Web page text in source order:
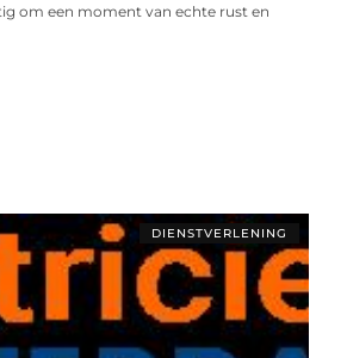
om een moment van echte rust en
DIENSTVERLENING